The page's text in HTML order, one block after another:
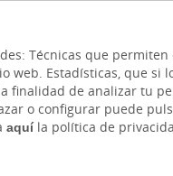
Técnicas que
Estadísticas, que si
de analizar tu
o configurar puede
aquíla política de
EMPRESAS